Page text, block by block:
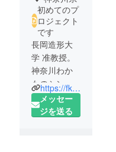
初めてのプ
ロジェクト
です
長岡造形大
学 准教授。
神奈川わか
ものシンク
タンク代表
理事。
https://fkmt-lab.jp/profile_rf/
メッセー
ジを送る